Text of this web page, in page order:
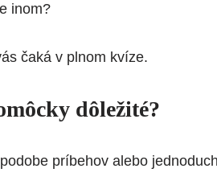
inom?
čaká v plnom kvíze.
dôležité?
príbehov alebo